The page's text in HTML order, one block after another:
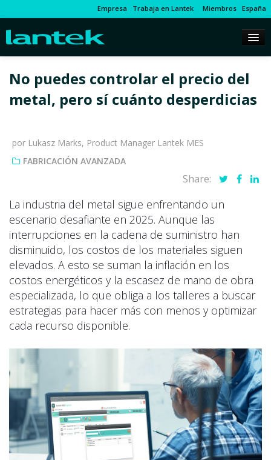
Empresa Trabaja en Lantek Miembros España
No puedes controlar el precio del
metal, pero sí cuánto desperdicias
por Lukasz Marks, Product Manager Lantek MES
FABRICACIÓN AVANZADA
Share:
La industria del metal sigue enfrentando un
escenario desafiante en 2025. Aunque las
interrupciones en la cadena de suministro han
disminuido, los costos de los materiales siguen
elevados. A esto se suman la inflación en los
costos energéticos y la escasez de mano de obra
especializada, lo que obliga a los talleres a buscar
estrategias para hacer más con menos y optimizar
cada recurso disponible.